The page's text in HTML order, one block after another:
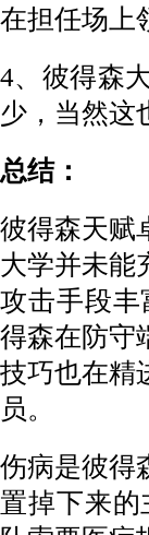
在担任场上
4、彼得森
少，当然这
总结：
彼得森天赋
大学并未能
攻击手段丰
得森在防守
技巧也在精
员。
伤病是彼得
置掉下来